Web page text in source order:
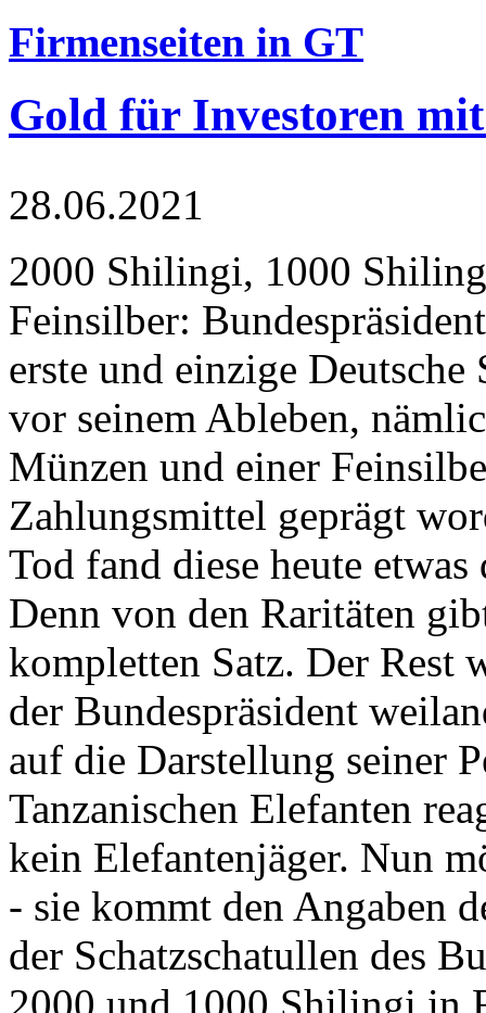
Firmenseiten in GT
Gold für Investoren
28.06.2021
2000 Shilingi, 1000
Feinsilber:
erste und einzige Deutsche
vor seinem Ableben,
Münzen und einer
Zahlungsmittel geprägt
Tod fand diese heute
Denn von den Raritäten
kompletten Satz. Der Rest
der Bundespräsident
auf die Darstellung seiner
Tanzanischen Elefanten
kein Elefantenjäger. Nun
- sie kommt den Angaben
der Schatzschatullen des
2000 und 1000 Shilingi in